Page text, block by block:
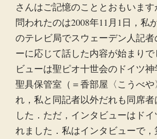
さんはご記憶のこととおもいま
問われたのは2008年11月1日，私
のテレビ局でスウェーデン人記
ーに応じて話した内容が始まりで
ビューは聖ピオ十世会のドイツ
聖具保管室（＝香部屋〈こうべ
れ，私と同記者以外だれも同席
した．ただ，インタビューはド
れました．私はインタビューで